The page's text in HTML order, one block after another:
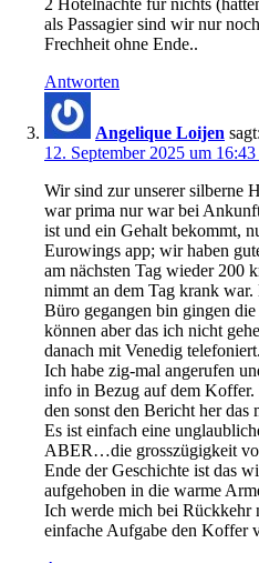
als Passagier sind wir nur
Frechheit ohne Ende..
Antworten
Angelique Loijen sagt:
12. September 2025 um
Wir sind zur unserer silberne
war prima nur war bei
ist und ein Gehalt bekommt,
Eurowings app; wir haben
am nächsten Tag wieder 200
nimmt an dem Tag krank
Büro gegangen bin gingen
können aber das ich nicht
danach mit Venedig
Ich habe zig-mal angerufen
info in Bezug auf dem Koffer.
den sonst den Bericht her
Es ist einfach eine
ABER…die grosszügigkeit
Ende der Geschichte ist das
aufgehoben in die warme
Ich werde mich bei Rückkehr
einfache Aufgabe den Koffer